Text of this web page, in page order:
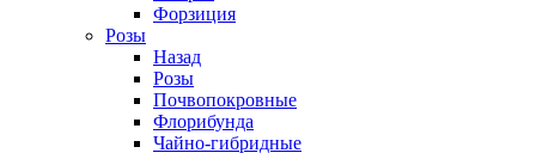
Форзиция
Розы
Назад
Розы
Почвопокровные
Флорибунда
Чайно-гибридные